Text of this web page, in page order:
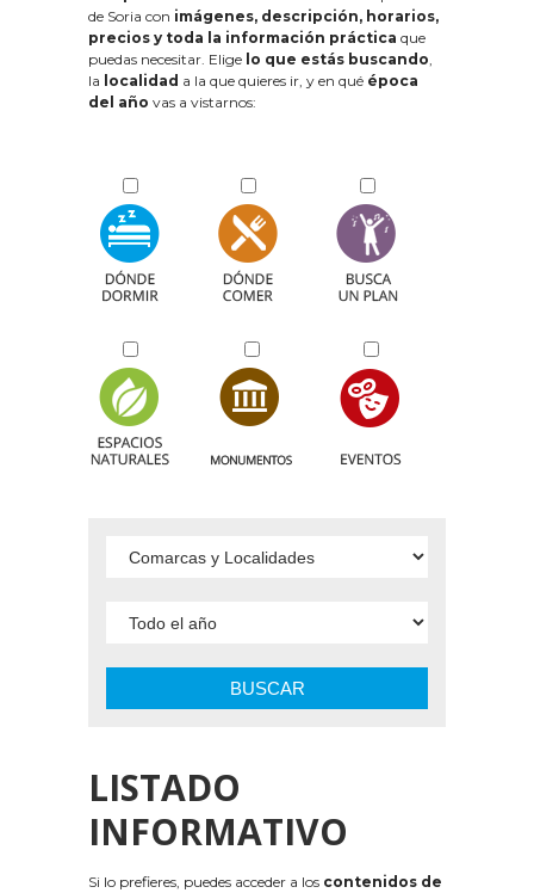
de Soria con imágenes, descripción, horarios,
precios y toda la información práctica que
puedas necesitar. Elige lo que estás buscando,
la localidad a la que quieres ir, y en qué época
del año vas a vistarnos:
BUSCAR
LISTADO
INFORMATIVO
Si lo prefieres, puedes acceder a los contenidos de